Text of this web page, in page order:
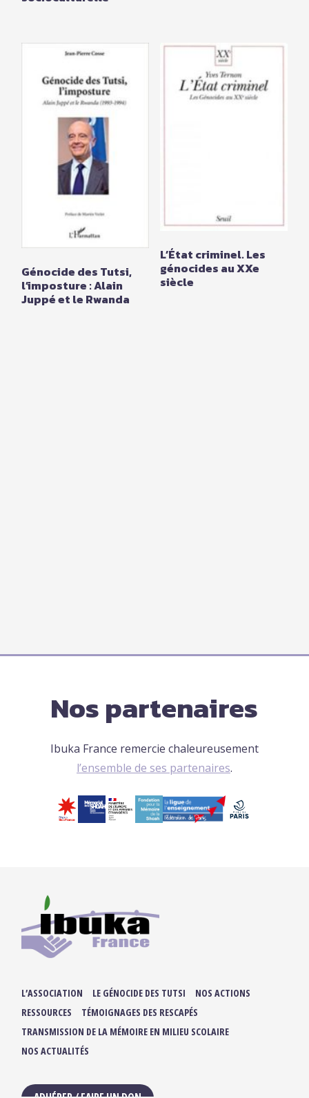
Génocide des Tutsi,
l’imposture : Alain
Juppé et le Rwanda
L’État criminel. Les
génocides au XXe
siècle
Nos partenaires
Ibuka France remercie chaleureusement
l’ensemble de ses partenaires.
L’ASSOCIATION LE GÉNOCIDE DES TUTSI
NOS ACTIONS
RESSOURCES
TÉMOIGNAGES DES RESCAPÉS
TRANSMISSION DE LA MÉMOIRE EN MILIEU SCOLAIRE
NOS ACTUALITÉS